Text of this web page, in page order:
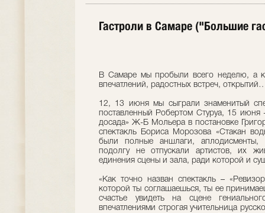
Гастроли в Самаре ("Большие
В Самаре мы пробыли всего неделю, а
впечатлений, радостных встреч,
12, 13 июня мы сыграли знаменитый
поставленный Робертом Стуруа, 15
досада» Ж-Б Мольера в постановке
спектакль Бориса Морозова «Стакан
были полные аншлаги, аплодисменты,
подолгу не отпускали артистов, их
единения сцены и зала, ради которой и
«Как точно назван спектакль –
которой ты соглашаешься, ты ее
счастье увидеть на сцене
впечатлениями строгая учительница